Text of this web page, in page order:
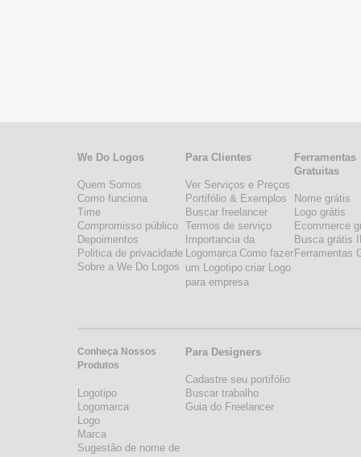
We Do Logos
Quem Somos
Como funciona
Time
Compromisso público
Depoimentos
Politica de privacidade
Sobre a We Do Logos
Conheça Nossos
Produtos
Logotipo
Logomarca
Logo
Marca
Sugestão de nome de
Para Clientes
Ver Serviços e Preços
Portifólio & Exemplos
Buscar freelancer
Termos de serviço
Importancia da
Logomarca Como fazer
um Logotipo criar Logo
para empresa
Para Designers
Cadastre seu portifólio
Buscar trabalho
Guia do Freelancer
Ferramentas
Gratuitas
Nome grátis
Logo grátis
Ecommerce
Busca grátis
Ferramentas